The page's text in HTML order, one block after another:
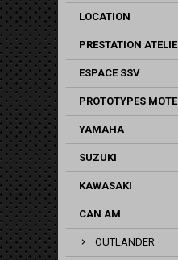
LOCATION
PRESTATION
ESPACE SSV
PROTOTYPES
YAMAHA
SUZUKI
KAWASAKI
CAN AM
OUTLANDER